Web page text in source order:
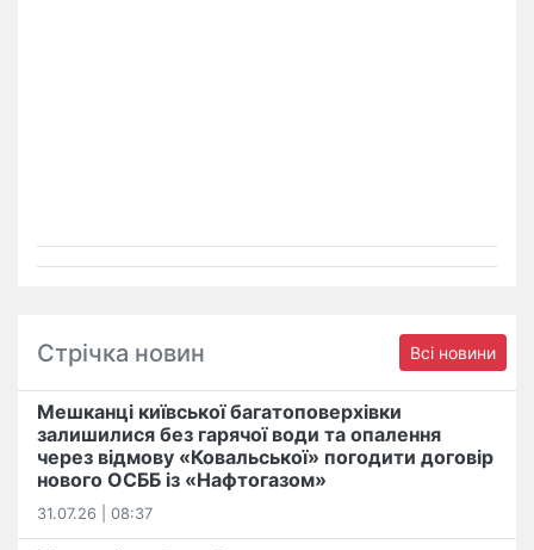
Стрічка новин Всі новини
Мешканці київської багатоповерхівки
залишилися без гарячої води та опалення
через відмову «Ковальської» погодити договір
нового ОСББ із «Нафтогазом»
31.07.26 | 08:37